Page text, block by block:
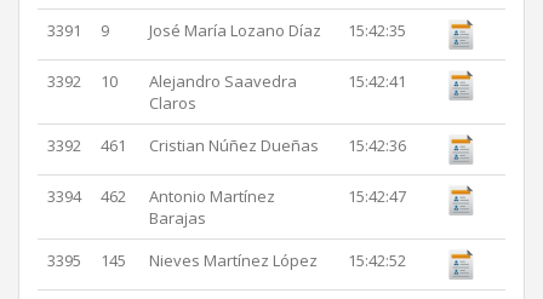
3391 9 José María Lozano Díaz 15:42:35
3392 10
Alejandro Saavedra
Claros
15:42:41
3392 461 Cristian Núñez Dueñas 15:42:36
3394 462
Antonio Martínez
Barajas
15:42:47
3395 145 Nieves Martínez López 15:42:52